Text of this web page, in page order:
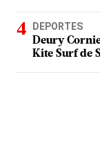
DEPORTES
Deury
Kite Surf de